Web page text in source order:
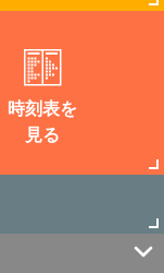
時刻表を
見る
